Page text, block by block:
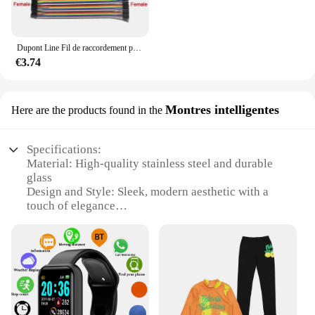
Dupont Line Fil de raccordement pour Ardu37, Kit électronique de bricolage, Directions mâle vers mâle, femelle vers femelle, mâle vers femelle, 20cm, 10cm
€3.74
Here are the products found in the Montres intelligentes
Specifications:
Material: High-quality stainless steel and durable
glass
Design and Style: Sleek, modern aesthetic with a
touch of elegance
time management, and communication
Performance and Property: Advanced sensors for
accurate tracking and notifications
Parts and Accessories: Comes with a user-friendly
app for easy setup and customization
Applicable People: Ideal for tech-savvy individuals